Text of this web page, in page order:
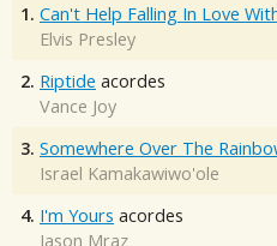
1. Can't Help Falling In Love
Elvis Presley
2. Riptide acordes
Vance Joy
3. Somewhere Over The
Israel Kamakawiwo'ole
4. I'm Yours acordes
Jason Mraz